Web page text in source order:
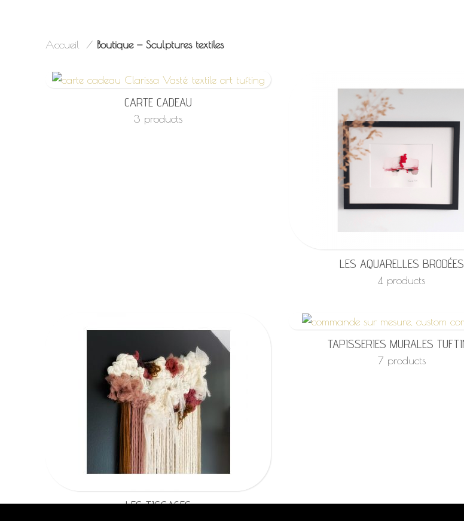
Accueil Boutique — Sculptures textiles
CARTE CADEAU
3 products
LES AQUARELLES BRODÉES
4 products
LES TISSAGES
TAPISSERIES MURALES
7 products